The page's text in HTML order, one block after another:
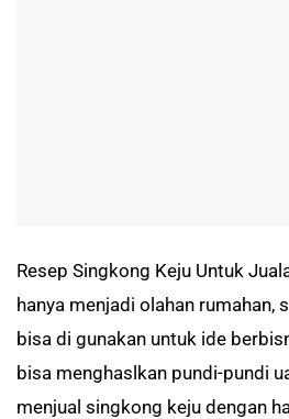
Resep Singkong Keju Untuk
hanya menjadi olahan rumahan,
bisa di gunakan untuk ide
bisa menghaslkan pundi-pundi
menjual singkong keju dengan